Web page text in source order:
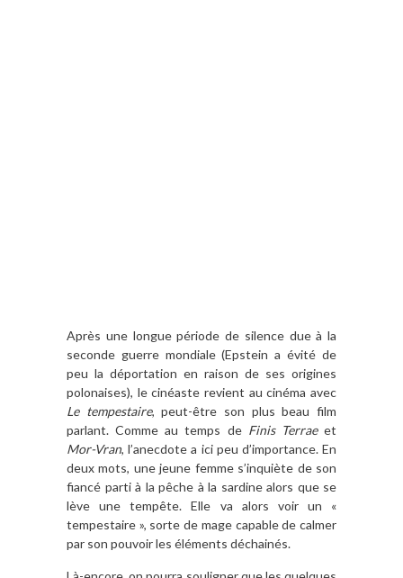
Après une longue période de silence due à la
seconde guerre mondiale (Epstein a évité de
peu la déportation en raison de ses origines
polonaises), le cinéaste revient au cinéma avec
Le tempestaire, peut-être son plus beau film
parlant. Comme au temps de Finis Terraeet
Mor-Vran, l’anecdote a ici peu d’importance. En
deux mots, une jeune femme s’inquiète de son
fiancé parti à la pêche à la sardine alors que se
lève une tempête. Elle va alors voir un «
tempestaire », sorte de mage capable de calmer
par son pouvoir les éléments déchainés.